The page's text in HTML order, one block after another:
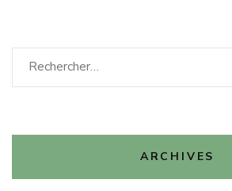
Rechercher :
ARCHIVES